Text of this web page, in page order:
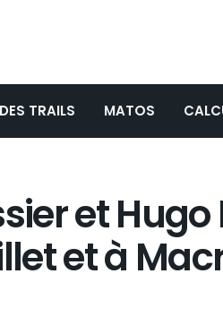
TRAILS MATOS
et Hugo
et à